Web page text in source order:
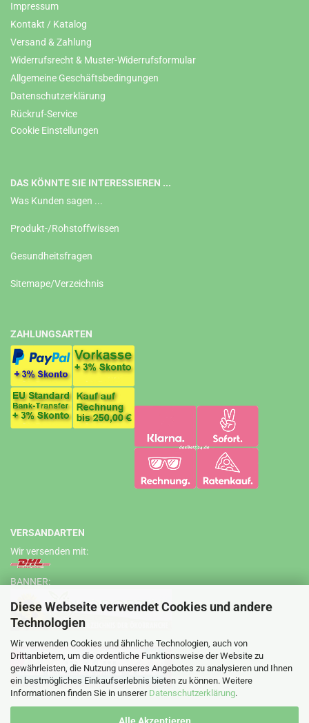
Diese Webseite verwendet Cookies und andere
Technologien
Wir verwenden Cookies und ähnliche Technologien, auch von
Drittanbietern, um die ordentliche Funktionsweise der Website zu
gewährleisten, die Nutzung unseres Angebotes zu analysieren und Ihnen
ein bestmögliches Einkaufserlebnis bieten zu können. Weitere
Informationen finden Sie in unserer Datenschutzerklärung.
Alle Akzeptieren
Impressum
Kontakt / Katalog
Versand & Zahlung
Widerrufsrecht & Muster-Widerrufsformular
Allgemeine Geschäftsbedingungen
Datenschutzerklärung
Rückruf-Service
Cookie Einstellungen
DAS KÖNNTE SIE INTERESSIEREN ...
Was Kunden sagen ...
Produkt-/Rohstoffwissen
Gesundheitsfragen
Sitemape/Verzeichnis
ZAHLUNGSARTEN
VERSANDARTEN
Wir versenden mit:
BANNER: